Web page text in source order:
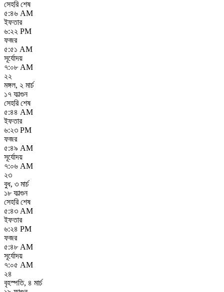
সেহরি শেষ
৫:৪৬ AM
ইফতার
৬:২২ PM
ফজর
৫:৫১ AM
সূর্যোদয়
৭:০৮ AM
২২
মঙ্গল, ২ মার্চ
১৭ ফাল্গুন
সেহরি শেষ
৫:৪৪ AM
ইফতার
৬:২৩ PM
ফজর
৫:৪৯ AM
সূর্যোদয়
৭:০৬ AM
২৩
বুধ, ৩ মার্চ
১৮ ফাল্গুন
সেহরি শেষ
৫:৪৩ AM
ইফতার
৬:২৪ PM
ফজর
৫:৪৮ AM
সূর্যোদয়
৭:০৫ AM
২৪
বৃহস্পতি, ৪ মার্চ